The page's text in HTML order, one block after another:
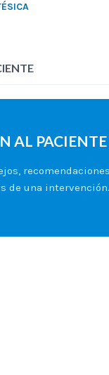
AL PACIENTE
recomendaciones
de una intervención.